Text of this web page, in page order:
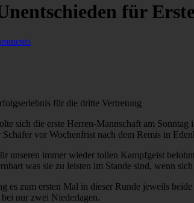
für
für die dritte Vertretung
sich die erste Herren-Mannschaft am
vor Wochenfrist nach dem Remis in
unseren immer wieder tollen Kampfgeist
was sie zu leisten im Stande sind, wenn
es zum ersten Mal in dieser Runde jeweils
nur zwei Niederlagen.